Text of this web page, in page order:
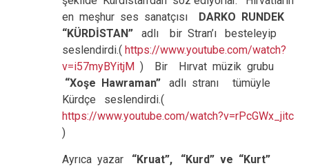
en meşhur ses sanatçısı DARKO RUNDEK
“KÜRDİSTAN” adlı bir Stran’ı besteleyip
seslendirdi.( https://www.youtube.com/watch?
v=i57myBYitjM ) Bir Hırvat müzik grubu
“Xoşe Hawraman” adlı stranı tümüyle
Kürdçe seslendirdi.(
https://www.youtube.com/watch?v=rPcGWx_jitc
)
Ayrıca yazar
“Kruat”, “Kurd” ve “Kurt”